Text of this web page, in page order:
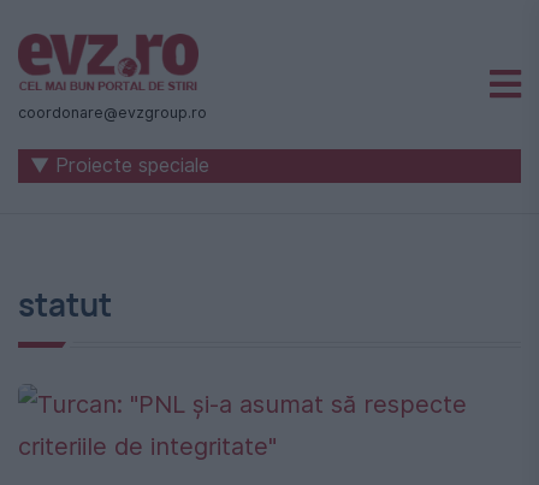
Știri
naționale
internaționale
-
Evenimentul
Zilei
coordonare@evzgroup.ro
▼ Proiecte speciale
statut